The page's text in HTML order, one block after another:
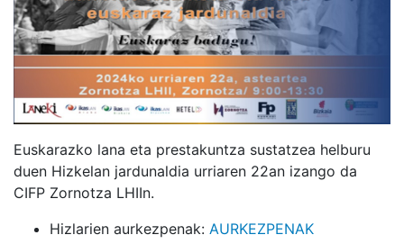
Euskarazko lana eta prestakuntza sustatzea helburu
duen Hizkelan jardunaldia urriaren 22an izango da
CIFP Zornotza LHIIn.
Hizlarien aurkezpenak: AURKEZPENAK